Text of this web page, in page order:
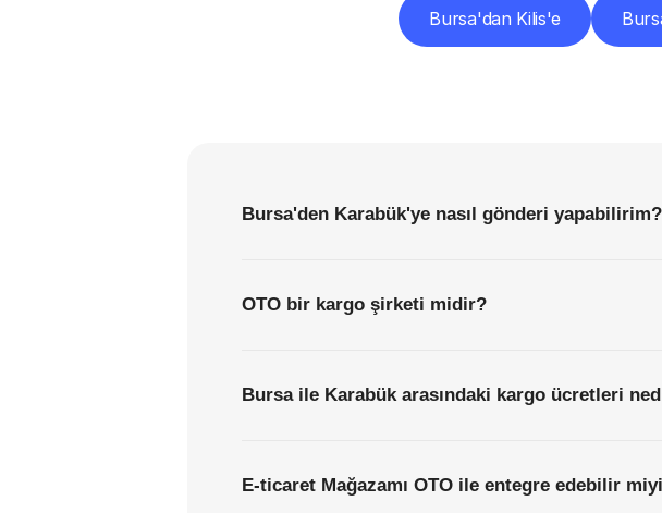
Bursa'dan Kilis'e
Bursa'den Karabük'ye nasıl gönderi yapabilirim?
OTO bir kargo şirketi midir?
Bursa ile Karabük arasındaki kargo ücretleri
E-ticaret Mağazamı OTO ile entegre edebilir